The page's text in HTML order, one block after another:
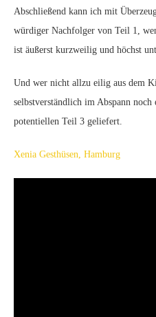
Abschließend kann ich mit
würdiger Nachfolger von Teil 1,
ist äußerst kurzweilig und höchst
Und wer nicht allzu eilig aus dem
selbstverständlich im Abspann
potentiellen Teil 3 geliefert.
Xenia Gesthüsen, Hamburg